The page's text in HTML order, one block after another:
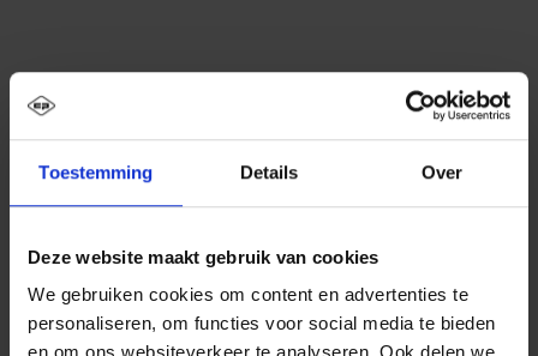
Toestemming Details Over
Deze website maakt gebruik van cookies
We gebruiken cookies om content en advertenties te
personaliseren, om functies voor social media te bieden
Beschrijving
PSA schoon-vuil-garderobekast Evolo PLUS, 4